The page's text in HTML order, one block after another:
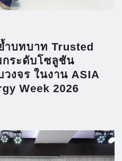
ำบทบาท Trusted
กระดับโซลูชัน
งจร ในงาน ASIA
Week 2026